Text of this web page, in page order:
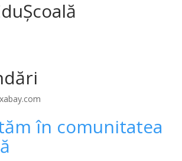
în comunitatea